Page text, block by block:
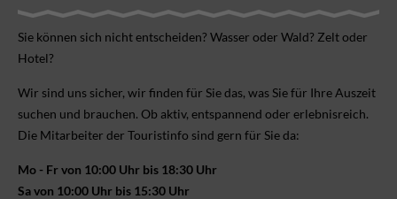
Sie können sich nicht ent­scheiden? Wasser oder Wald? Zelt oder
Hotel?
Wir sind uns sicher, wir finden für Sie das, was Sie für Ihre Aus­zeit
suchen und brauchen. Ob aktiv, ent­spannend oder erlebnis­reich.
Die Mitarbeiter der Touristinfo sind gern für Sie da:
Mo - Fr von 10:00 Uhr bis 18:30 Uhr
Sa von 10:00 Uhr bis 15:30 Uhr